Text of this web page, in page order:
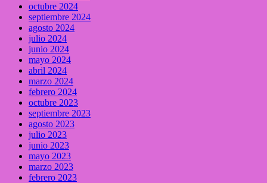
octubre 2024
septiembre 2024
agosto 2024
julio 2024
junio 2024
mayo 2024
abril 2024
marzo 2024
febrero 2024
octubre 2023
septiembre 2023
agosto 2023
julio 2023
junio 2023
mayo 2023
marzo 2023
febrero 2023